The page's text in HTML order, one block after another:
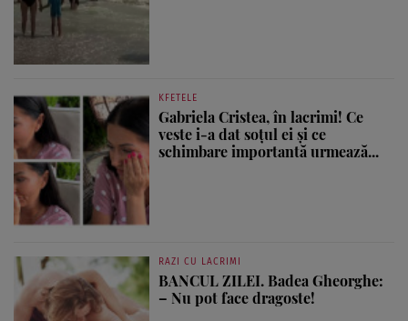
KFETELE
Gabriela Cristea, în lacrimi! Ce
veste i-a dat soțul ei și ce
schimbare importantă urmează...
RAZI CU LACRIMI
BANCUL ZILEI. Badea Gheorghe:
– Nu pot face dragoste!